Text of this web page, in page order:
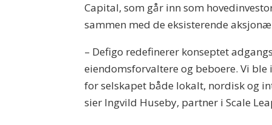
Capital, som går inn som
sammen med de eksisterende
– Defigo redefinerer konseptet
eiendomsforvaltere og beboere. Vi
for selskapet både lokalt, nordisk og
sier Ingvild Huseby, partner i Scale